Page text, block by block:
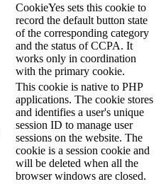
CookieYes sets this cookie to
record the default button state
of the corresponding category
and the status of CCPA. It
works only in coordination
with the primary cookie.
This cookie is native to PHP
applications. The cookie stores
and identifies a user's unique
session ID to manage user
sessions on the website. The
cookie is a session cookie and
will be deleted when all the
browser windows are closed.